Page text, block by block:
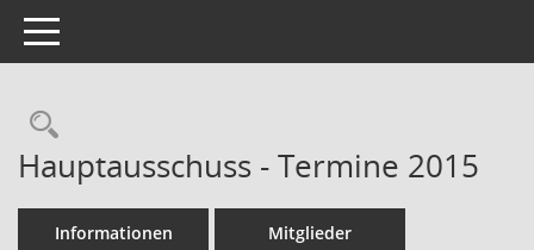
Toggle navigation
Hauptausschuss - Termine 2015
Informationen Mitglieder